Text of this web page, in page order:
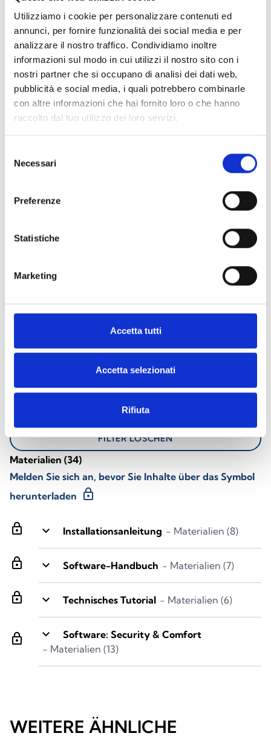
Utilizziamo i cookie per personalizzare contenuti ed
annunci, per fornire funzionalità dei social media e per
analizzare il nostro traffico. Condividiamo inoltre
informazioni sul modo in cui utilizzi il nostro sito con i
nostri partner che si occupano di analisi dei dati web,
pubblicità e social media, i quali potrebbero combinarle
con altre informazioni che hai fornito loro o che hanno
raccolto dal tuo utilizzo dei loro servizi.
delNecessari
Preferenze
Statistiche
Marketing
Accetta tutti
Accetta selezionati
Rifiuta
Software herunterladen
Melden Sie sich bei My Inim an
Bereich „Dokumente“ herunter
Dokumentation herunterladen
lock keyboard_arrow_down Installationsanleitung - Materialien (8)
lock keyboard_arrow_down Software-Handbuch - Materialien (7)
lock keyboard_arrow_down Technisches Tutorial - Materialien (6)
lock keyboard_arrow_down
Software: Security & Comfort
- Materialien (13)
Materialien (34)
Melden Sie sich an, bevor Sie Inhalte über das Symbol
herunterladen lock
FILTER LÖSCHEN
WEITERE ÄHNLICHE